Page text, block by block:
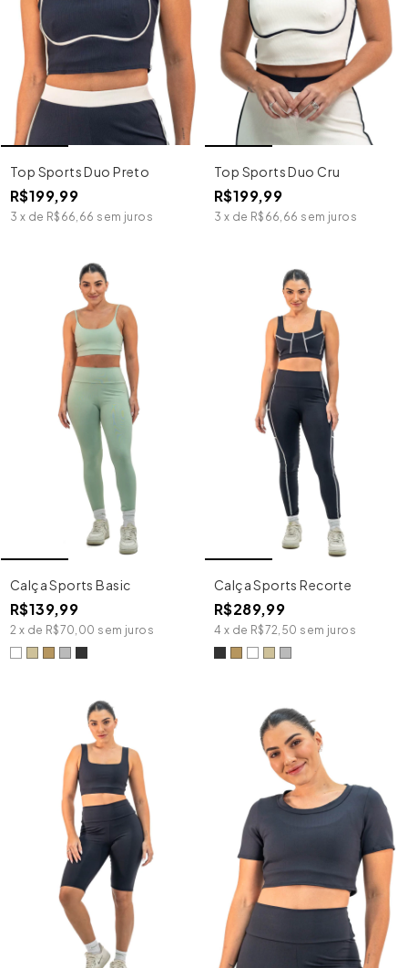
Top Sports Duo Preto
R$199,99
3 x de R$66,66 sem juros
Top Sports Duo Cru
R$199,99
3 x de R$66,66 sem juros
Calça Sports Basic
R$139,99
2 x de R$70,00 sem juros
Calça Sports Recorte
R$289,99
4 x de R$72,50 sem juros